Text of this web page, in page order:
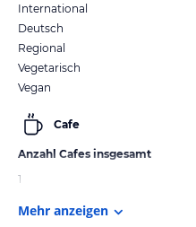
International
Deutsch
Regional
Vegetarisch
Vegan
Cafe
Anzahl Cafes insgesamt
1
Mehr anzeigen